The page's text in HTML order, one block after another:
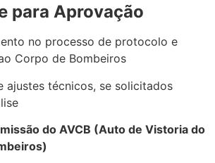
para Aprovação
no processo de protocolo e
Corpo de Bombeiros
ajustes técnicos, se solicitados
do AVCB (Auto de Vistoria do